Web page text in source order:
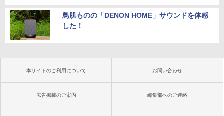
鳥肌ものの「DENON HOME」サウンドを体感
した！
本サイトのご利用について お問い合わせ
広告掲載のご案内 編集部へのご連絡